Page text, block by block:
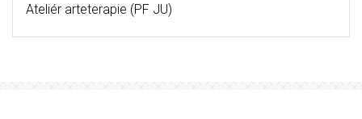
Ateliér arteterapie (PF JU)